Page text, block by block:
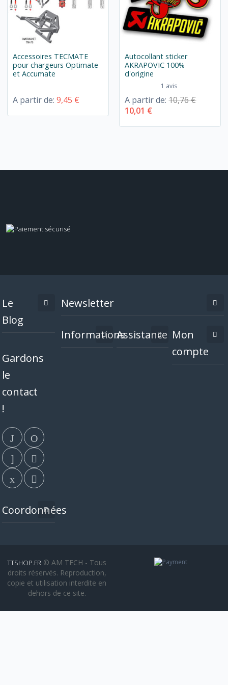
Accessoires TECMATE
pour chargeurs Optimate
et Accumate
A partir de:9,45 €
Autocollant sticker
AKRAPOVIC 100%
d'origine
1 avis
A partir de:10,76 €
10,01 €
Le
Blog
Gardons
le
contact
!
Coordonnées
Newsletter
InformationsAssistance Mon
compte
TTSHOP.FR © AM TECH - Tous
droits réservés. Reproduction,
copie et utilisation interdite en
dehors de ce site.